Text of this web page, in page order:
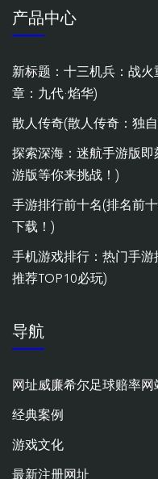
产品中心
新标题：十三机兵：战
章：九代·焰华)
散人传奇(散人传奇：独
探索深海：迷航手游版
游版等你来挑战！)
手游排行前十名(排名前
下载！)
手机游戏排行：热门手
推荐TOP10必玩)
导航
网址威廉希尔足球赔率网
经典案例
游戏文化
最新注册网址